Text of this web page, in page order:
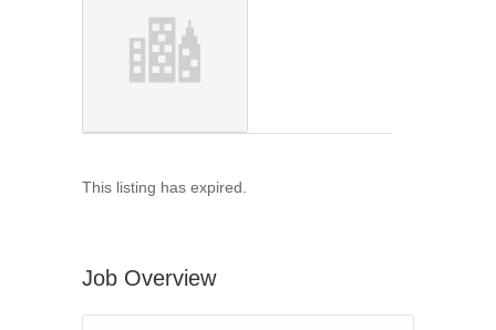
This listing has expired.
Job Overview